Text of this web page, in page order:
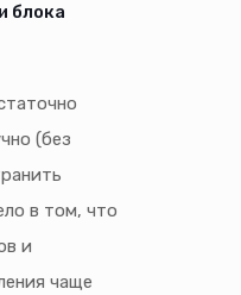
блока
(без
в том, что
и
чаще